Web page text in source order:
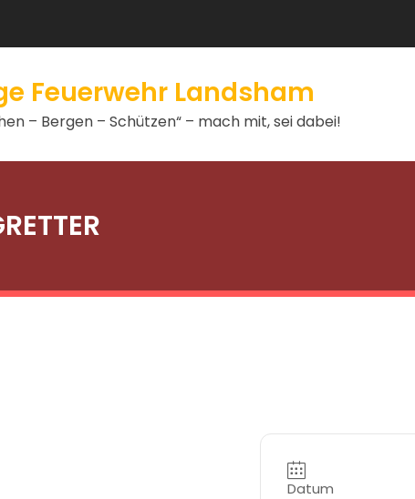
Feuerwehr Landsham
– Bergen – Schützen“ – mach mit, sei dabei!
Datum